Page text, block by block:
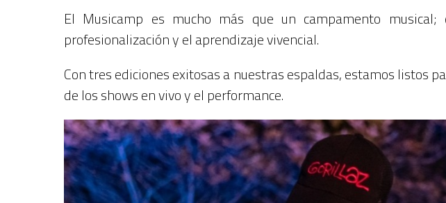
El Musicamp es mucho más que un campamento
profesionalización y el aprendizaje vivencial.
Con tres ediciones exitosas a nuestras espaldas, estamos listos
de los shows en vivo y el performance.